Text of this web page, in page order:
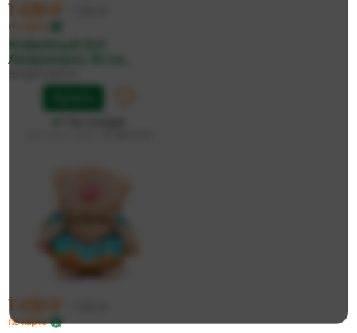
1 439 ₽
по карте
Кофейный Кот
Американо, 16 см...
1 439 ₽
по карте